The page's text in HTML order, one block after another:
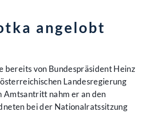
angelobt
bereits von Bundespräsident Heinz
Landesregierung
Amtsantritt nahm er an den
bei der Nationalratssitzung